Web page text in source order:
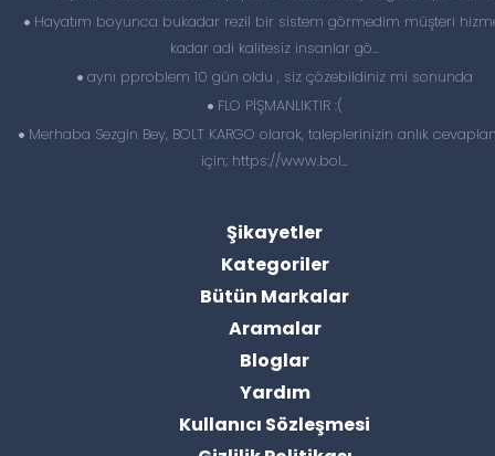
Hayatım boyunca bukadar rezil bir sistem görmedim müşteri
kadar adi kalitesiz insanlar gö...
aynı pproblem 10 gün oldu , siz çözebildiniz mi sonunda
FLO PİŞMANLIKTIR :(
Merhaba Sezgin Bey, BOLT KARGO olarak, taleplerinizin anlık
için; https://www.bol...
Şikayetler
Kategoriler
Bütün Markalar
Aramalar
Bloglar
Yardım
Kullanıcı Sözleşmesi